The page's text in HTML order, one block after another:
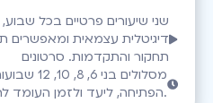
שני שיעורים פרטיים בכל
דיגיטלית עצמאית ומאפשרים
תחקור והתקדמות. סרטונים
מסלולים
הפתיחה, ליעד ולזמן העומד לרשות התלמיד.